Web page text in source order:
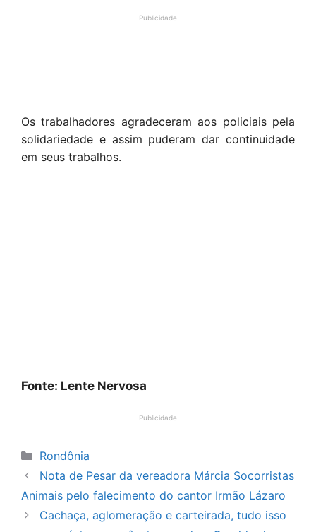
Publicidade
Os trabalhadores agradeceram aos policiais pela
solidariedade e assim puderam dar continuidade
em seus trabalhos.
Fonte: Lente Nervosa
Publicidade
Categorias
Rondônia
Nota de Pesar da vereadora Márcia Socorristas
Animais pelo falecimento do cantor Irmão Lázaro
Cachaça, aglomeração e carteirada, tudo isso